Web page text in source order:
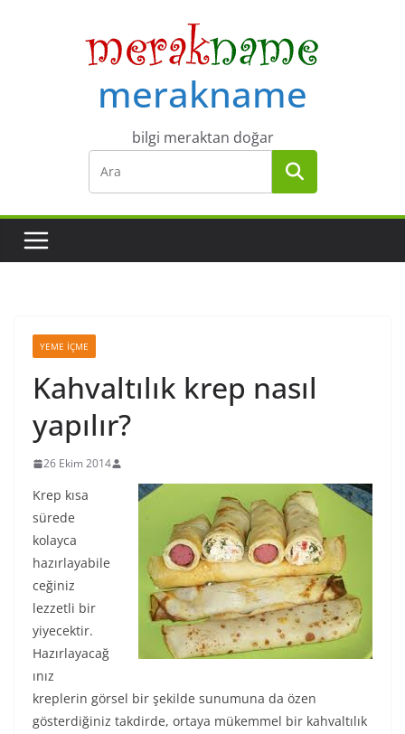
merakname
bilgi meraktan doğar
YEME İÇME
Kahvaltılık krep nasıl
yapılır?
26 Ekim 2014
Krep kısa
sürede
kolayca
hazırlayabile
ceğiniz
lezzetli bir
yiyecektir.
Hazırlayacağ
ınız
kreplerin görsel bir şekilde sunumuna da özen
gösterdiğiniz takdirde, ortaya mükemmel bir kahvaltılık